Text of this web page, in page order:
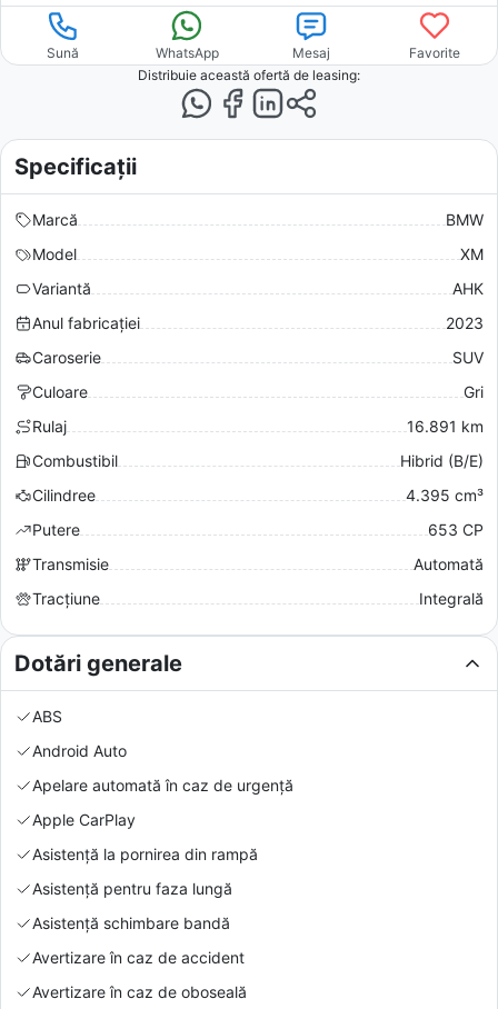
Sună WhatsApp Mesaj
Favorite
Distribuie această ofertă de leasing:
Specificații
Marcă
BMW
Model
XM
Variantă
AHK
Anul fabricației
2023
Caroserie
SUV
Culoare
Gri
Rulaj
16.891 km
Combustibil
Hibrid (B/E)
Cilindree
4.395 cm³
Putere
653 CP
Transmisie
Automată
Tracțiune
Integrală
Dotări generale
ABS
Android Auto
Apelare automată în caz de urgență
Apple CarPlay
Asistență la pornirea din rampă
Asistență pentru faza lungă
Asistență schimbare bandă
Avertizare în caz de accident
Avertizare în caz de oboseală